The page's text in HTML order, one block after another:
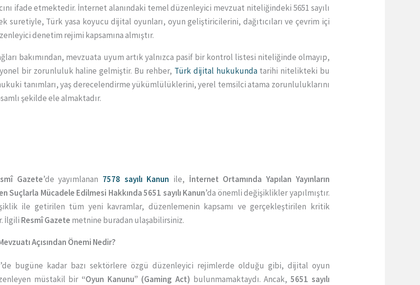
ifade etmektedir. İnternet alanındaki temel düzenleyici mevzuat niteliğindeki 5651 sayılı
suretiyle, Türk yasa koyucu dijital oyunları, oyun geliştiricilerini, dağıtıcıları ve çevrim içi
denetim rejimi kapsamına almıştır.
bakımından, mevzuata uyum artık yalnızca pasif bir kontrol listesi niteliğinde olmayıp,
bir zorunluluk haline gelmiştir. Bu rehber, Türk dijital hukukundatarihi nitelikteki bu
tanımları, yaş derecelendirme yükümlülüklerini, yerel temsilci atama zorunluluklarını
şekilde ele almaktadır.
Gazete’de yayımlanan 7578 sayılı Kanun ile, İnternet Ortamında Yapılan Yayınların
Suçlarla Mücadele Edilmesi Hakkında 5651 sayılı Kanun’da önemli değişiklikler yapılmıştır.
ile getirilen tüm yeni kavramlar, düzenlemenin kapsamı ve gerçekleştirilen kritik
İlgili Resmî Gazete metnine buradan ulaşabilirsiniz.
Açısından Önemi Nedir?
bugüne kadar bazı sektörlere özgü düzenleyici rejimlerde olduğu gibi, dijital oyun
müstakil bir “Oyun Kanunu” (Gaming Act) bulunmamaktaydı. Ancak, 5651 sayılı